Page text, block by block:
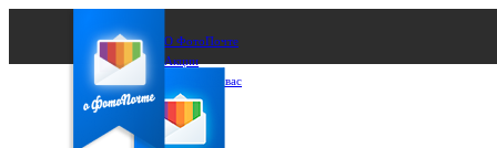
О ФотоПочте
Акции
Сделаем за вас
Бизнесу
FAQ
Франшиза